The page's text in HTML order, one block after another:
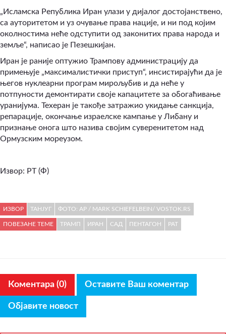
„Исламска Република Иран улази у дијалог достојанствено,
са ауторитетом и уз очување права нације, и ни под којим
околностима неће одступити од законитих права народа и
земље“, написао је Пезешкијан.
Иран је раније оптужио Трампову администрацију да
примењује „максималистички приступ“, инсистирајући да је
његов нуклеарни програм мирољубив и да неће у
потпуности демонтирати своје капацитете за обогаћивање
уранијума. Техеран је такође затражио укидање санкција,
репарације, окончање израелске кампање у Либану и
признање онога што назива својим суверенитетом над
Ормузским мореузом.
Извор: РТ (Ф)
ИЗВОР ТАНЈУГ ФОТО: AP / MARK SCHIEFELBEIN/ VOSTOK.RS
ПОВЕЗАНЕ ТЕМЕ ТРАМП ИРАН САД ПЕНТАГОН РАТ
Коментара (0) Оставите Ваш коментар
Објавите новост